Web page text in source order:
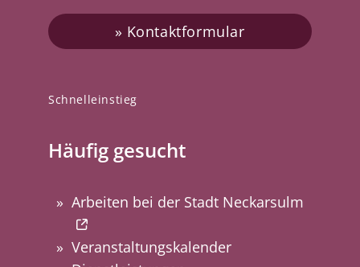
Schnelleinstieg
Häufig gesucht
Arbeiten bei der Stadt Neckarsulm
Veranstaltungskalender
Kontaktformular